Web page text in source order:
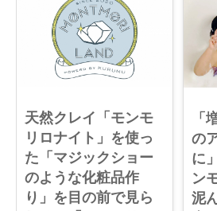
天然クレイ「モンモ
リロナイト」を使っ
た「マジックショー
のような化粧品作
り」を目の前で見ら
「
の
に
ン
泥